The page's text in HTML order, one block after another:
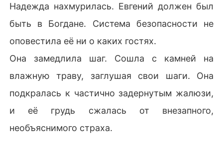
Надежда нахмурилась. Евгений должен был
быть в Богдане. Система безопасности не
оповестила её ни о каких гостях.
Она замедлила шаг. Сошла с камней на
влажную траву, заглушая свои шаги. Она
подкралась к частично задернутым жалюзи,
и её грудь сжалась от внезапного,
необъяснимого страха.